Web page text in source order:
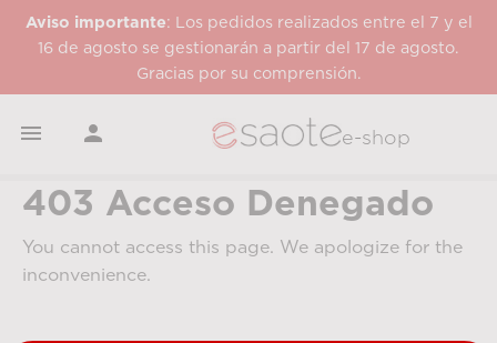
Aviso importante: Los pedidos realizados entre el 7 y el
16 de agosto se gestionarán a partir del 17 de agosto.
Gracias por su comprensión.
  e-shop
403 Acceso Denegado
You cannot access this page. We apologize for the
inconvenience.